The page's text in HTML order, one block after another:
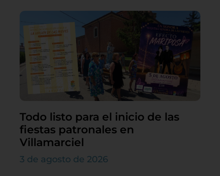
Todo listo para el inicio de las
fiestas patronales en
Villamarciel
3 de agosto de 2026